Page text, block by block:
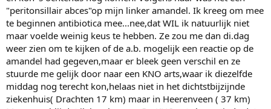
"peritonsillair abces"op mijn linker amandel. Ik kreeg om mee
te beginnen antibiotica mee...nee,dat WIL ik natuurlijk niet
maar voelde weinig keus te hebben. Ze zou me dan di.dag
weer zien om te kijken of de a.b. mogelijk een reactie op de
amandel had gegeven,maar er bleek geen verschil en ze
stuurde me gelijk door naar een KNO arts,waar ik diezelfde
middag nog terecht kon,helaas niet in het dichtstbijzijnde
ziekenhuis( Drachten 17 km) maar in Heerenveen ( 37 km)